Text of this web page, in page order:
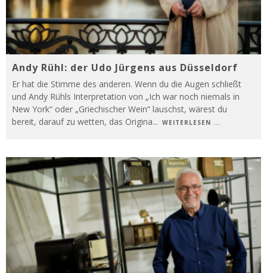
Andy Rühl: der Udo Jürgens aus Düsseldorf
Er hat die Stimme des anderen. Wenn du die Augen schließt
und Andy Rühls Interpretation von „Ich war noch niemals in
New York“ oder „Griechischer Wein“ lauschst, wärest du
bereit, darauf zu wetten, das Origina... WEITERLESEN ...